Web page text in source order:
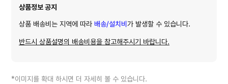
상품정보 공지
상품 배송비는 지역에 따라 배송/설치비 가 발생할 수 있습니다.
반드시 상품설명의 배송비용을 참고해주시기 바랍니다.
*이미지를 확대 하시면 더 자세히 볼 수 있습니다.